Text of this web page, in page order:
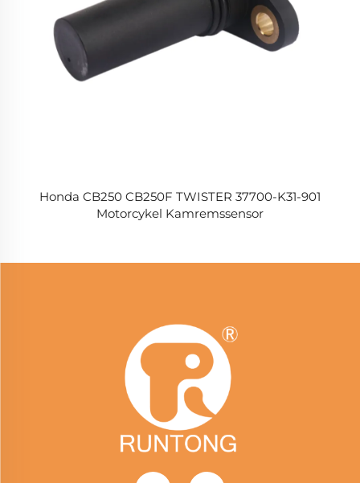
Honda CB250 CB250F TWISTER 37700-K31-901
Motorcykel Kamremssensor